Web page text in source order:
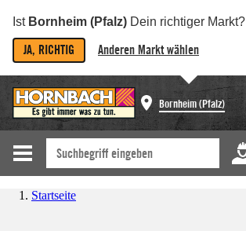
Ist Bornheim (Pfalz) Dein richtiger Markt?
JA, RICHTIG Anderen Markt wählen
Bornheim (Pfalz)
Startseite